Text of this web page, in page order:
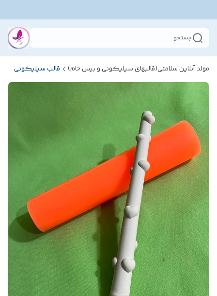
جستجو
مولد آنلاین سلامتی(قالبهای سیلیکونی و بیس خام) قالب سیلیکونی